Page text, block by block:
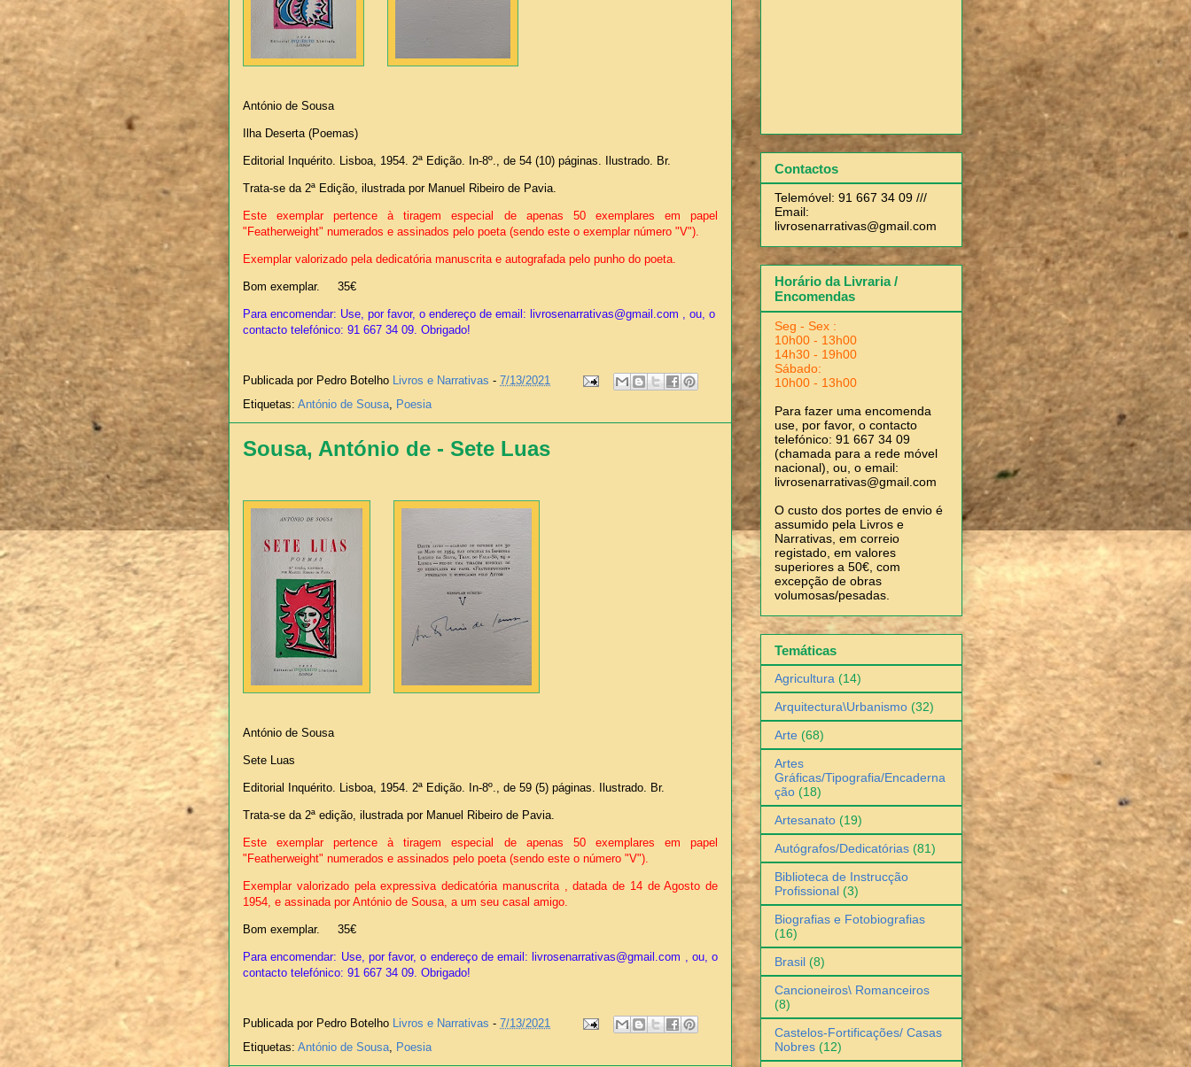
António de Sousa
Ilha Deserta (Poemas)
Editorial Inquérito. Lisboa, 1954. 2ª Edição. In-8º., de 54 (10) páginas. Ilustrado. Br.
Trata-se da 2ª Edição, ilustrada por Manuel Ribeiro de Pavia.
Este exemplar pertence à tiragem especial de apenas 50 exemplares em papel
"Featherweight" numerados e assinados pelo poeta (sendo este o exemplar número "V").
Exemplar valorizado pela dedicatória manuscrita e autografada pelo punho do poeta.
Bom exemplar. 35€
Para encomendar: Use, por favor, o endereço de email: livrosenarrativas@gmail.com , ou, o
contacto telefónico: 91 667 34 09. Obrigado!
Publicada por Pedro Botelho Livros e Narrativas - 7/13/2021
Etiquetas: António de Sousa Poesia
Sousa, António de - Sete Luas
António de Sousa
Sete Luas
Editorial Inquérito. Lisboa, 1954. 2ª Edição. In-8º., de 59 (5) páginas. Ilustrado. Br.
Trata-se da 2ª edição, ilustrada por Manuel Ribeiro de Pavia.
Este exemplar pertence à tiragem especial de apenas 50 exemplares em papel
"Featherweight" numerados e assinados pelo poeta (sendo este o número "V").
Exemplar valorizado pela expressiva dedicatória manuscrita , datada de 14 de Agosto de
1954, e assinada por António de Sousa, a um seu casal amigo.
Bom exemplar. 35€
Para encomendar: Use, por favor, o endereço de email: livrosenarrativas@gmail.com , ou, o
contacto telefónico: 91 667 34 09. Obrigado!
Publicada por Pedro Botelho Livros e Narrativas - 7/13/2021
Etiquetas: António de Sousa Poesia
Contactos
Telemóvel: 91 667 34 09 ///
Email:
livrosenarrativas@gmail.com
Horário da Livraria /
Encomendas
Seg - Sex :
10h00 - 13h00
14h30 - 19h00
Sábado:
10h00 - 13h00
Para fazer uma encomenda
use, por favor, o contacto
telefónico: 91 667 34 09
(chamada para a rede móvel
nacional), ou, o email:
livrosenarrativas@gmail.com
O custo dos portes de envio é
assumido pela Livros e
Narrativas, em correio
registado, em valores
superiores a 50€, com
excepção de obras
volumosas/pesadas.
Temáticas
Agricultura (14)
Arquitectura\Urbanismo (32)
Arte (68)
Artes
Gráficas/Tipografia/Encaderna
ção (18)
Artesanato (19)
Autógrafos/Dedicatórias (81)
Biblioteca de Instrucção
Profissional (3)
Biografias e Fotobiografias
(16)
Brasil (8)
Cancioneiros\ Romanceiros
(8)
Castelos-Fortificações/ Casas
Nobres (12)